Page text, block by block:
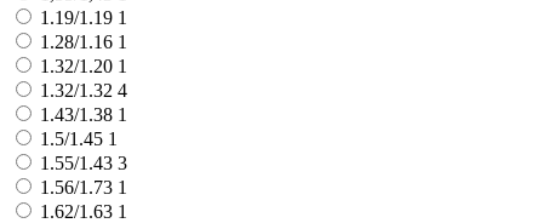
1.19/1.19 1
1.28/1.16 1
1.32/1.20 1
1.32/1.32 4
1.43/1.38 1
1.5/1.45 1
1.55/1.43 3
1.56/1.73 1
1.62/1.63 1